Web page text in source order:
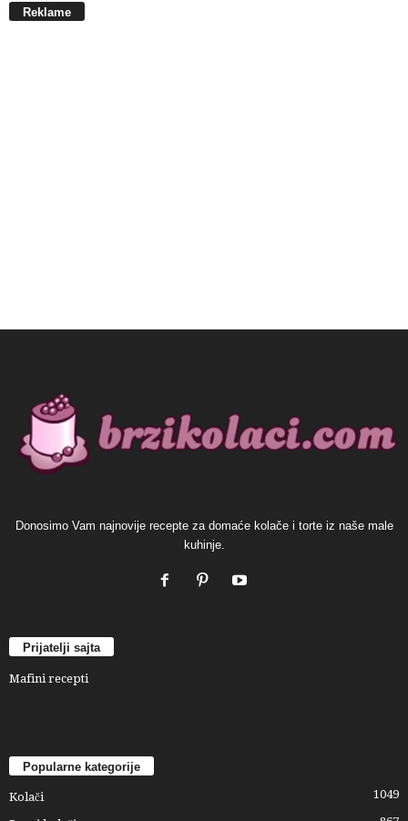
Reklame
Donosimo Vam najnovije recepte za domaće kolače i torte iz naše male
kuhinje.
Prijatelji sajta
Mafini recepti
Popularne kategorije
Kolači 1049